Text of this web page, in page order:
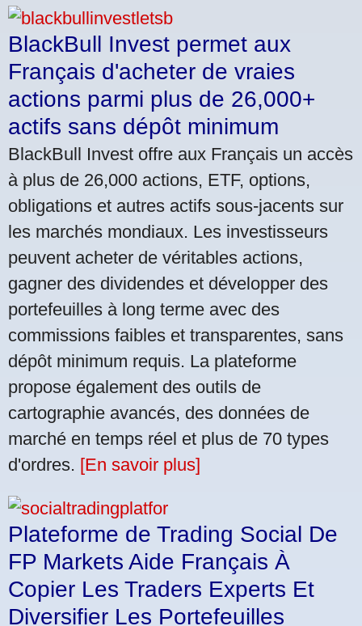
BlackBull Invest permet aux
Français d'acheter de vraies
actions parmi plus de 26,000+
actifs sans dépôt minimum
BlackBull Invest offre aux Français un accès
à plus de 26,000 actions, ETF, options,
obligations et autres actifs sous-jacents sur
les marchés mondiaux. Les investisseurs
peuvent acheter de véritables actions,
gagner des dividendes et développer des
portefeuilles à long terme avec des
commissions faibles et transparentes, sans
dépôt minimum requis. La plateforme
propose également des outils de
cartographie avancés, des données de
marché en temps réel et plus de 70 types
d'ordres. [En savoir plus]
Plateforme de Trading Social De
FP Markets Aide Français À
Copier Les Traders Experts Et
Diversifier Les Portefeuilles